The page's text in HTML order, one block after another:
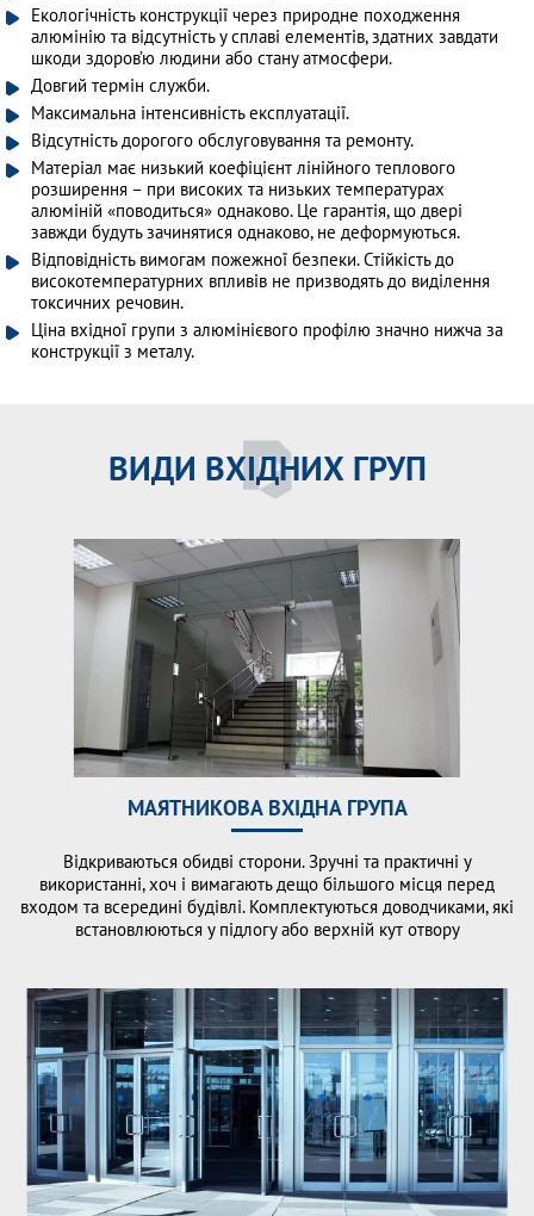
Екологічність конструкції через природне походження
алюмінію та відсутність у сплаві елементів, здатних завдати
шкоди здоров’ю людини або стану атмосфери.
Довгий термін служби.
Максимальна інтенсивність експлуатації.
Відсутність дорогого обслуговування та ремонту.
Матеріал має низький коефіцієнт лінійного теплового
розширення – при високих та низьких температурах
алюміній «поводиться» однаково. Це гарантія, що двері
завжди будуть зачинятися однаково, не деформуються.
Відповідність вимогам пожежної безпеки. Стійкість до
високотемпературних впливів не призводять до виділення
токсичних речовин.
Ціна вхідної групи з алюмінієвого профілю значно нижча за
конструкції з металу.
ВИДИ ВХІДНИХ ГРУП
МАЯТНИКОВА ВХІДНА ГРУПА
Відкриваються обидві сторони. Зручні та практичні у
використанні, хоч і вимагають дещо більшого місця перед
входом та всередині будівлі. Комплектуються доводчиками, які
встановлюються у підлогу або верхній кут отвору